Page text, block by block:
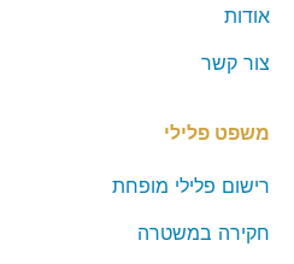
אודות
צור קשר
משפט פלילי
רישום פלילי מופחת
חקירה במשטרה